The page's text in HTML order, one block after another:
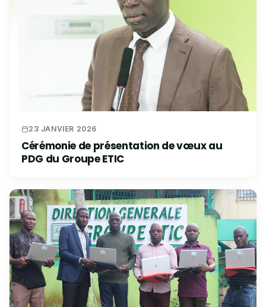
23 JANVIER 2026
Cérémonie de présentation de vœux au
PDG du Groupe ETIC